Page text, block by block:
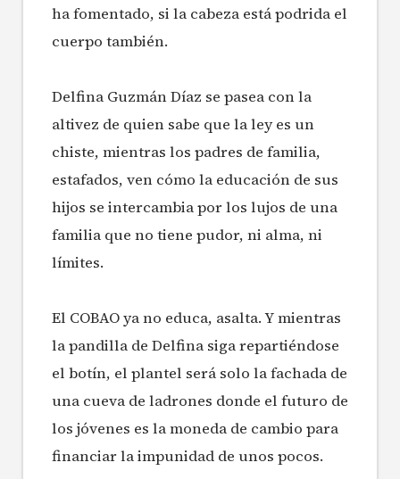
ha fomentado, si la cabeza está podrida el
cuerpo también.
Delfina Guzmán Díaz se pasea con la
altivez de quien sabe que la ley es un
chiste, mientras los padres de familia,
estafados, ven cómo la educación de sus
hijos se intercambia por los lujos de una
familia que no tiene pudor, ni alma, ni
límites.
El COBAO ya no educa, asalta. Y mientras
la pandilla de Delfina siga repartiéndose
el botín, el plantel será solo la fachada de
una cueva de ladrones donde el futuro de
los jóvenes es la moneda de cambio para
financiar la impunidad de unos pocos.